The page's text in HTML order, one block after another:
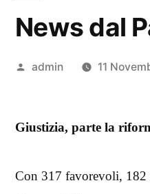
News dal
Pubblicato
admin 11
Giustizia, parte la
Con 317 favorevoli, 182